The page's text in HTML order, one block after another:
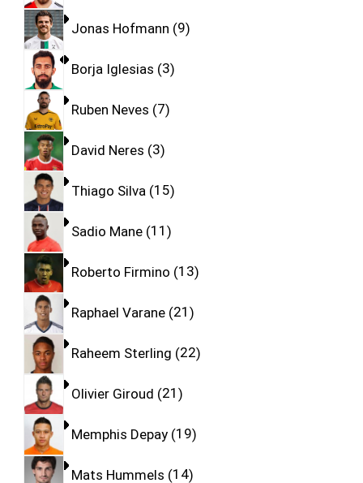
Jonas Hofmann 9
Borja Iglesias 3
Ruben Neves 7
David Neres 3
Thiago Silva 15
Sadio Mane 11
Roberto Firmino 13
Raphael Varane 21
Raheem Sterling 22
Olivier Giroud 21
Memphis Depay 19
Mats Hummels 14